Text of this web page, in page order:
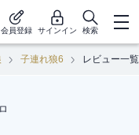
会員登録 サインイン 検索
子連れ狼6 レビュー一覧